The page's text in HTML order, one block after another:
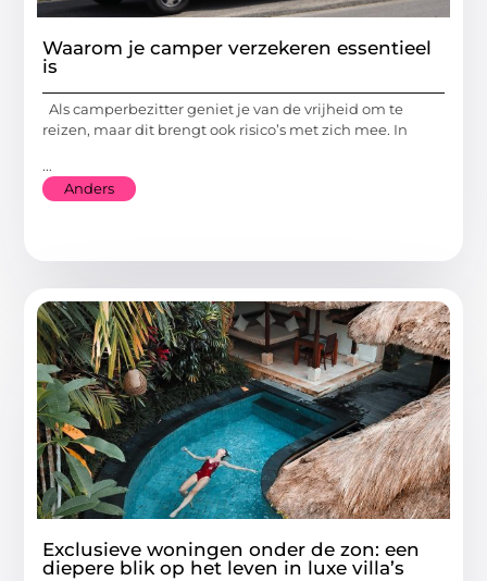
Waarom je camper verzekeren essentieel
is
Als camperbezitter geniet je van de vrijheid om te
reizen, maar dit brengt ook risico’s met zich mee. In
...
Anders
Exclusieve woningen onder de zon: een
diepere blik op het leven in luxe villa’s